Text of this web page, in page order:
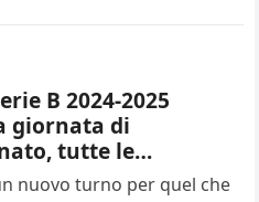
B 2024-2025
giornata di
tutte le
arbitrali
nuovo turno per quel che